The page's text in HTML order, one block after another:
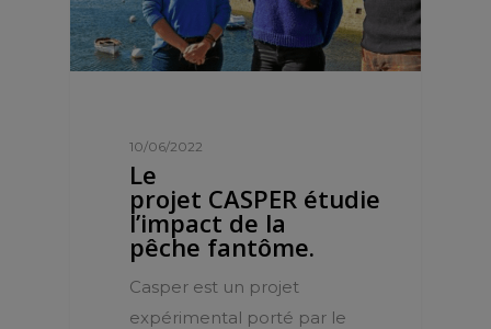
10/06/2022
Le
projet CASPER étudie
l’impact de la
pêche fantôme.
Casper est un projet
expérimental porté par le